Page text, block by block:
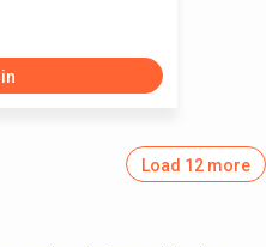
Load 12 more